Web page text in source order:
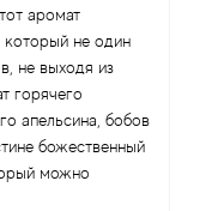
аромат
не один
не выходя из
горячего
апельсина, бобов
божественный
можно